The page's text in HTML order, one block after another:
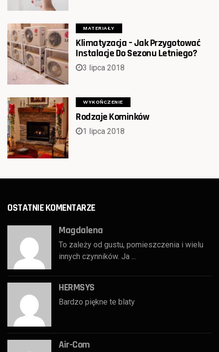
MATERIAŁY
Klimatyzacja – Jak Przygotować
Instalacje Do Sezonu Letniego?
3 lipca 2018
WYKOŃCZENIE
Rodzaje Kominków
1 lipca 2018
OSTATNIE KOMENTARZE
Magdalena
To zależy od gustu, pomieszczenia i wielu
innych czynników. Ja ...
HERMSYS
Bardzo piękne te blaty
Air-Com